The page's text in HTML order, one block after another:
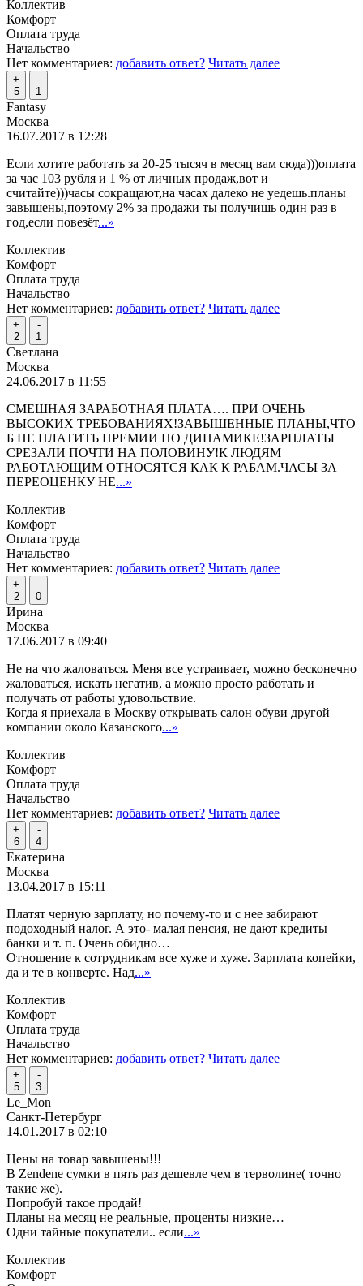
Коллектив
Комфорт
Оплата труда
Начальство
Нет комментариев: добавить ответ? Читать далее
+
5
-
1
Fantasy
Москва
16.07.2017 в 12:28
Если хотите работать за 20-25 тысяч в месяц вам сюда)))оплата
за час 103 рубля и 1 % от личных продаж,вот и
считайте)))часы сокращают,на часах далеко не уедешь.планы
завышены,поэтому 2% за продажи ты получишь один раз в
год,если повезёт...»
Коллектив
Комфорт
Оплата труда
Начальство
Нет комментариев: добавить ответ? Читать далее
+
2
-
1
Светлана
Москва
24.06.2017 в 11:55
СМЕШНАЯ ЗАРАБОТНАЯ ПЛАТА…. ПРИ ОЧЕНЬ
ВЫСОКИХ ТРЕБОВАНИЯХ!ЗАВЫШЕННЫЕ ПЛАНЫ,ЧТО
Б НЕ ПЛАТИТЬ ПРЕМИИ ПО ДИНАМИКЕ!ЗАРПЛАТЫ
СРЕЗАЛИ ПОЧТИ НА ПОЛОВИНУ!К ЛЮДЯМ
РАБОТАЮЩИМ ОТНОСЯТСЯ КАК К РАБАМ.ЧАСЫ ЗА
ПЕРЕОЦЕНКУ НЕ...»
Коллектив
Комфорт
Оплата труда
Начальство
Нет комментариев: добавить ответ? Читать далее
+
2
-
0
Ирина
Москва
17.06.2017 в 09:40
Не на что жаловаться. Меня все устраивает, можно бесконечно
жаловаться, искать негатив, а можно просто работать и
получать от работы удовольствие.
Когда я приехала в Москву открывать салон обуви другой
компании около Казанского...»
Коллектив
Комфорт
Оплата труда
Начальство
Нет комментариев: добавить ответ? Читать далее
+
6
-
4
Екатерина
Москва
13.04.2017 в 15:11
Платят черную зарплату, но почему-то и с нее забирают
подоходный налог. А это- малая пенсия, не дают кредиты
банки и т. п. Очень обидно…
Отношение к сотрудникам все хуже и хуже. Зарплата копейки,
да и те в конверте. Над...»
Коллектив
Комфорт
Оплата труда
Начальство
Нет комментариев: добавить ответ? Читать далее
+
5
-
3
Le_Mon
Санкт-Петербург
14.01.2017 в 02:10
Цены на товар завышены!!!
В Zendene сумки в пять раз дешевле чем в терволине( точно
такие же).
Попробуй такое продай!
Планы на месяц не реальные, проценты низкие…
Одни тайные покупатели.. если...»
Коллектив
Комфорт